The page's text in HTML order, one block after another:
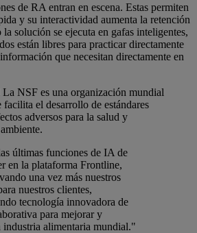
de RA entran en escena. Estas permiten
y su interactividad aumenta la retención
solución se ejecuta en gafas inteligentes,
están libres para practicar directamente
que necesitan directamente en
La NSF es una organización mundial
facilita el desarrollo de estándares
adversos para la salud y
últimas funciones de IA de
en la plataforma Frontline,
una vez más nuestros
nuestros clientes,
tecnología innovadora de
para mejorar y
industria alimentaria mundial."